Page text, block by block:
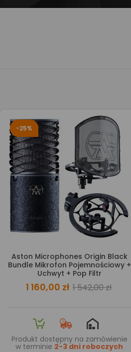
-25%
Aston Microphones Origin Black
Bundle Mikrofon Pojemnościowy +
Uchwyt + Pop Filtr
1 160,00 zł 1 542,00 zł
Produkt dostępny na zamówienie
w terminie 2-3 dni roboczych